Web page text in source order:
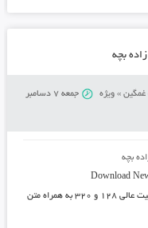
بچه
» ویژه
جمعه 7 دسامبر
بچه
Download
با دو کیفیت عالی ۱۲۸ و ۳۲۰ به همراه متن